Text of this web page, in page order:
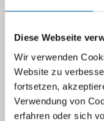
Diese Webseite
Wir verwenden
Website zu
fortsetzen,
Verwendung von
erfahren oder sich
weniger
schier
jedes Detail
einem
keine Leistung